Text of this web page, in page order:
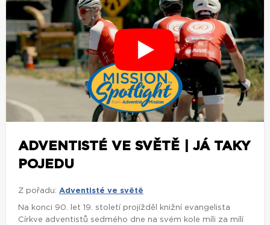
ADVENTISTÉ VE SVĚTĚ | JÁ TAKY
POJEDU
Z pořadu: Adventisté ve světě
Na konci 90. let 19. století projížděl knižní evangelista
Církve adventistů sedmého dne na svém kole míli za mílí